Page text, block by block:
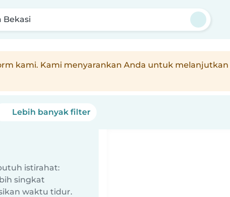
Bekasi
kami. Kami menyarankan Anda untuk
Lebih banyak filter
istirahat:
singkat
waktu tidur.